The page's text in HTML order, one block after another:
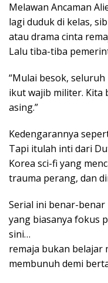
Melawan Ancaman
lagi duduk di kelas,
atau drama cinta
Lalu tiba-tiba
“Mulai besok,
ikut wajib militer. Kita
asing.”
Kedengarannya
Tapi itulah inti dari
Korea sci-fi yang
trauma perang, dan
Serial ini benar-benar
yang biasanya fokus
sini…
remaja bukan belajar
membunuh demi